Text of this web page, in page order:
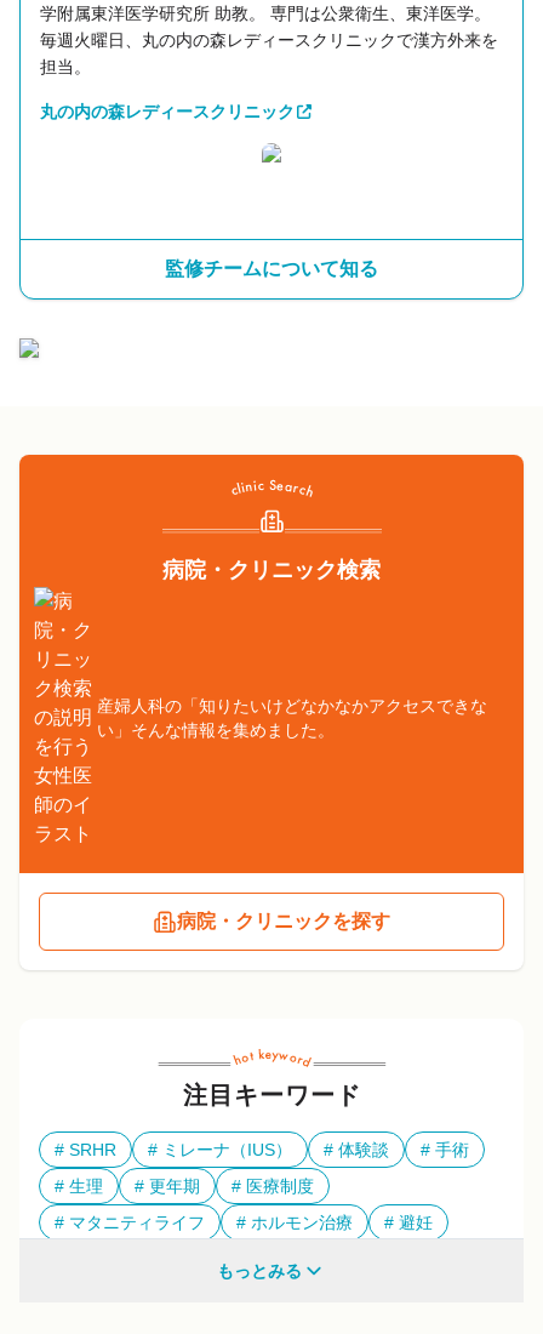
学附属東洋医学研究所 助教。 専門は公衆衛生、東洋医学。
毎週火曜日、丸の内の森レディースクリニックで漢方外来を
担当。
丸の内の森レディースクリニック
監修チームについて知る
病院・クリニック検索
産婦人科の「知りたいけどなかなかアクセスできな
い」そんな情報を集めました。
病院・クリニックを探す
注目キーワード
SRHR ミレーナ（IUS） 体験談
手術
生理
更年期
医療制度
マタニティライフ
ホルモン治療
避妊
もっとみる